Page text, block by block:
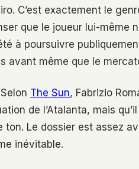
C’est exactement le
que le joueur lui-même
à poursuivre
avant même que le
The Sun, Fabrizio
de l’Atalanta, mais
Le dossier est assez
inévitable.